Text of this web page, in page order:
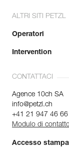
ALTRI SITI PETZL
Operatori
Intervention
CONTATTACI
Agence 10ch SA
info@petzl.ch
+41 21 947 46 66
Modulo di
Accesso stampa